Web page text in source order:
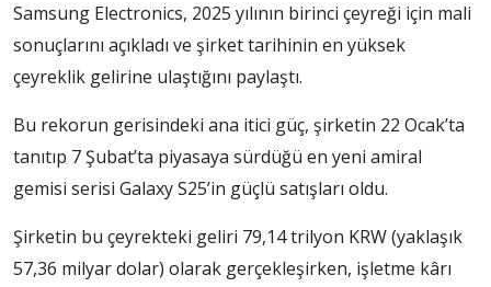
Samsung Electronics, 2025 yılının birinci çeyreği için mali
sonuçlarını açıkladı ve şirket tarihinin en yüksek
çeyreklik gelirine ulaştığını paylaştı.
Bu rekorun gerisindeki ana itici güç, şirketin 22 Ocak’ta
tanıtıp 7 Şubat’ta piyasaya sürdüğü en yeni amiral
gemisi serisi Galaxy S25’in güçlü satışları oldu.
Şirketin bu çeyrekteki geliri 79,14 trilyon KRW (yaklaşık
57,36 milyar dolar) olarak gerçekleşirken, işletme kârı